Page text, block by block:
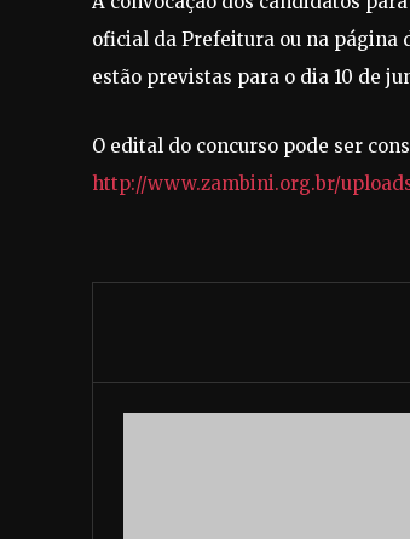
oficial da Prefeitura ou na página
estão previstas para o dia 10 de
O edital do concurso pode ser
http://www.zambini.org.br/uploads/